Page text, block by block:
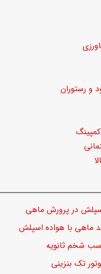
و رستوران
در پرورش ماهی
ماهی با هواده اسپلش
شخم ثانویه
تک بنزینی